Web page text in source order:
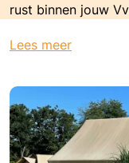
rust binnen jouw
Lees meer